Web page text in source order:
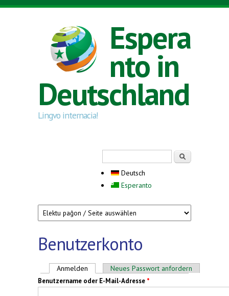
Direkt zum Inhalt
Espera
nto in
Deutschland
Lingvo internacia!
Deutsch
Esperanto
Benutzerkonto
Haupt-Reiter
Anmelden (aktiver Reiter)
Neues Passwort anfordern
Benutzername oder E-Mail-Adresse *